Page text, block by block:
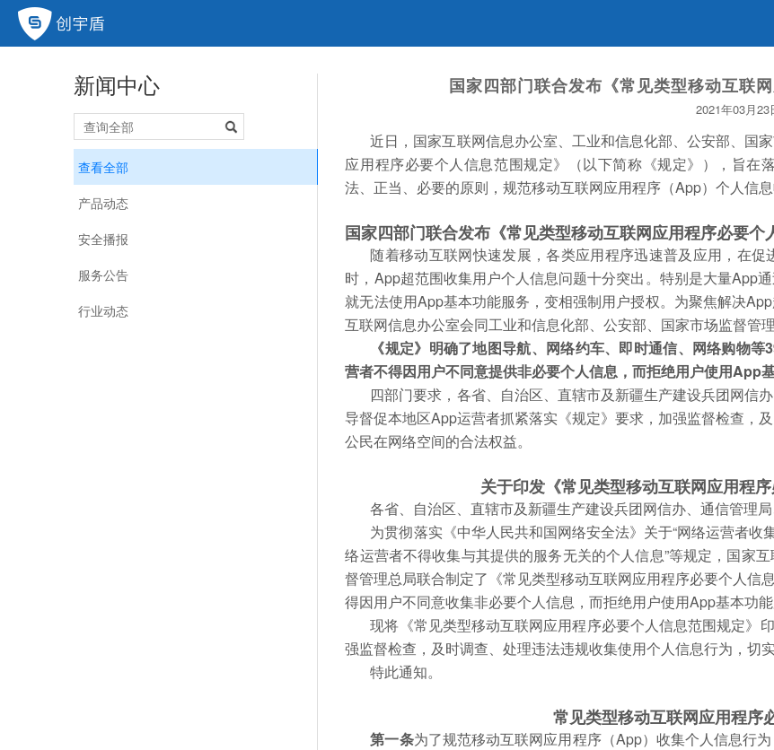
新闻中心
查看全部
产品动态
安全播报
服务公告
行业动态
国家四部门联合发布《常见类型移动互联
2021年03月23
近日，国家互联网信息办公室、工业和信息化部、公安部、国
应用程序必要个人信息范围规定》（以下简称《规定》），旨在
法、正当、必要的原则，规范移动互联网应用程序（App）个人信
国家四部门联合发布《常见类型移动互联网应用程序必要个
随着移动互联网快速发展，各类应用程序迅速普及应用，在
时，App超范围收集用户个人信息问题十分突出。特别是大量App
就无法使用App基本功能服务，变相强制用户授权。为聚焦解决
互联网信息办公室会同工业和信息化部、公安部、国家市场监督管
《规定》明确了地图导航、网络约车、即时通信、网络购物
营者不得因用户不同意提供非必要个人信息，而拒绝用户使用App基
四部门要求，各省、自治区、直辖市及新疆生产建设兵团网信
导督促本地区App运营者抓紧落实《规定》要求，加强监督检查，
公民在网络空间的合法权益。
关于印发《常见类型移动互联网应用程
各省、自治区、直辖市及新疆生产建设兵团网信办、通信管理
为贯彻落实《中华人民共和国网络安全法》关于“网络运营者收
络运营者不得收集与其提供的服务无关的个人信息”等规定，国家
督管理总局联合制定了《常见类型移动互联网应用程序必要个人信
得因用户不同意收集非必要个人信息，而拒绝用户使用App基本功能
现将《常见类型移动互联网应用程序必要个人信息范围规定》
强监督检查，及时调查、处理违法违规收集使用个人信息行为，切
特此通知。
常见类型移动互联网应用程序
第一条为了规范移动互联网应用程序（App）收集个人信息行